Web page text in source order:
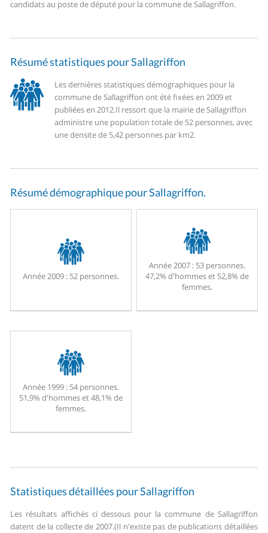
candidats au poste de député pour la commune de Sallagriffon.
Résumé statistiques pour Sallagriffon
Les dernières statistiques démographiques pour la
commune de Sallagriffon ont été fixées en 2009 et
publiées en 2012.Il ressort que la mairie de Sallagriffon
administre une population totale de 52 personnes, avec
une densite de 5,42 personnes par km2.
Résumé démographique pour Sallagriffon.
Année 2009 :52 personnes.
Année 2007 :53 personnes.
47,2% d'hommes et 52,8% de
femmes.
Année 1999 :54 personnes.
51,9% d'hommes et 48,1% de
femmes.
Statistiques détaillées pour Sallagriffon
Les résultats affichés ci dessous pour la commune de Sallagriffon
datent de la collecte de 2007.(Il n'existe pas de publications détaillées